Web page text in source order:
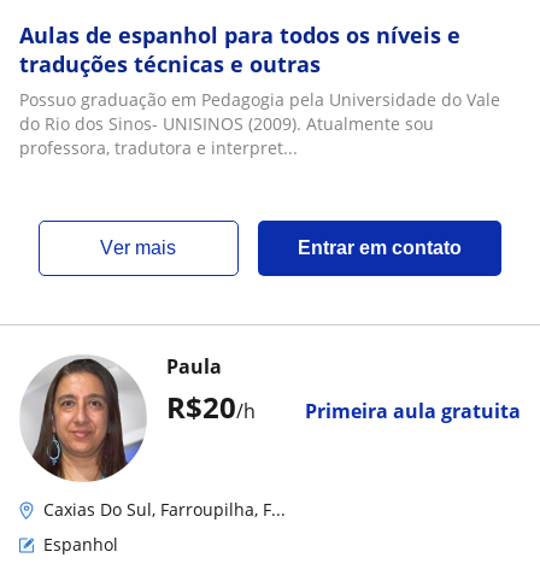
Aulas de espanhol para todos os níveis e
traduções técnicas e outras
Possuo graduação em Pedagogia pela Universidade do Vale
do Rio dos Sinos- UNISINOS (2009). Atualmente sou
professora, tradutora e interpret...
ver mais Entrar em contato
R$20/h Primeira aula gratuita
Paula
Caxias Do Sul, Farroupilha, F...
Espanhol